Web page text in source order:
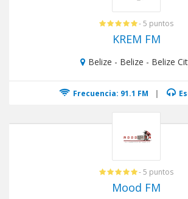
- 5 puntos
KREM FM
Belize - Belize - Belize
Frecuencia: 91.1 FM |
- 5 puntos
Mood FM